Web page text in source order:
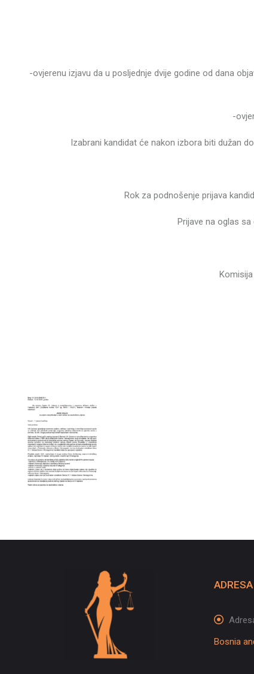
-ovjerenu izjavu da u posljednje dvije godine od dana
-
Izabrani kandidat će nakon izbora biti dužan
Rok za podnošenje prijava
Prijave na oglas
Komisija za
ADRESA
Bosnia